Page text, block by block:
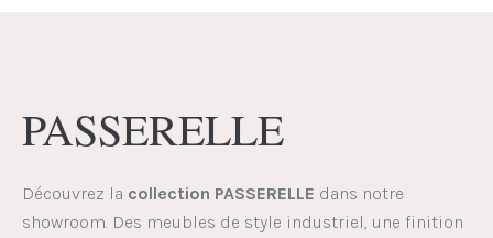
PASSERELLE
Découvrez la collection PASSERELLE dans notre
showroom. Des meubles de style industriel, une finition